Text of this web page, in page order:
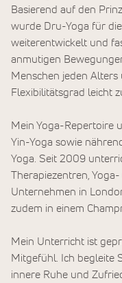
Basierend auf den
wurde Dru-Yoga für
weiterentwickelt und
anmutigen
Menschen jeden
Flexibilitätsgrad leicht
Mein Yoga-Repertoire
Yin-Yoga sowie
Yoga. Seit 2009
Therapiezentren,
Unternehmen in
zudem in einem
Mein Unterricht ist
Mitgefühl. Ich begleite
innere Ruhe und